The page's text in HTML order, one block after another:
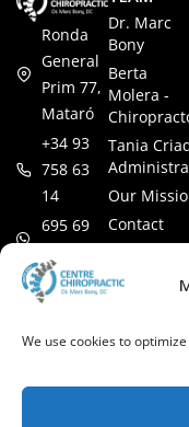
We use cookies to
Ronda
General
Prim 77,
Mataró
+34 93
758 63
14
695 69
Dr. Marc
Bony
Berta
Molera -
Tania
Our
Contact
Legal